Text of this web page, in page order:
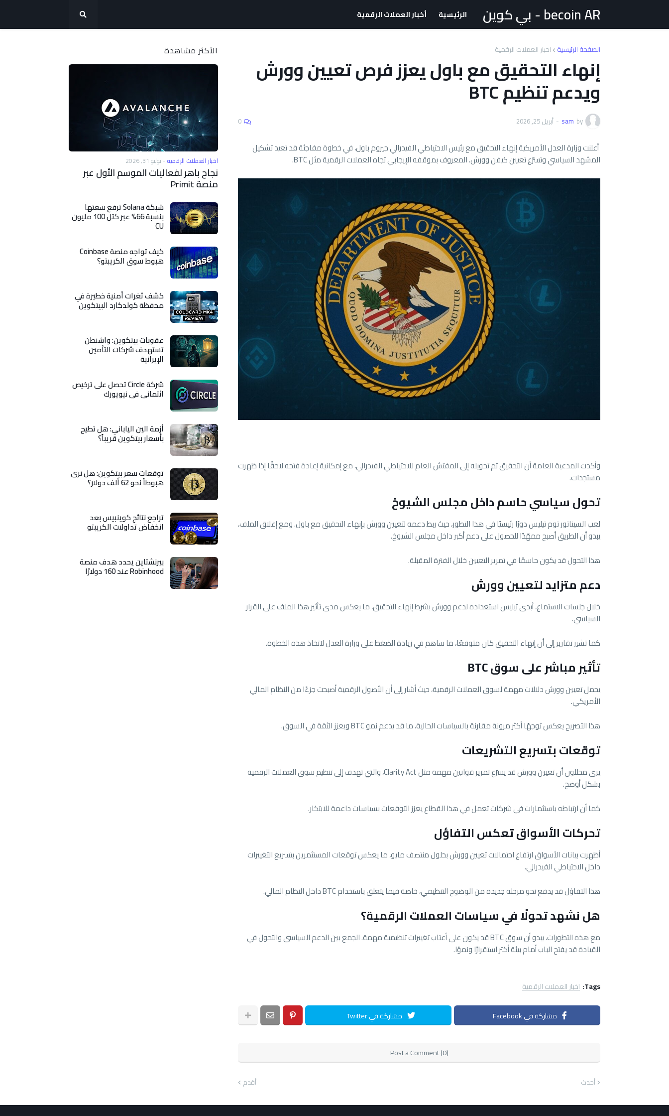
becoin AR - بي كوين الرئيسية أخبار العملات الرقمية
الصفحة الرئيسية اخبار العملات الرقمية
إنهاء التحقيق مع باول يعزز فرص تعيين وورش
ويدعم تنظيم BTC
by
sam
- أبريل 25, 2026 0
أعلنت وزارة العدل الأمريكية إنهاء التحقيق مع رئيس الاحتياطي الفيدرالي جيروم باول، في خطوة مفاجئة قد تعيد تشكيل
المشهد السياسي وتسرّع تعيين كيفن وورش، المعروف بموقفه الإيجابي تجاه العملات الرقمية مثل BTC.
وأكدت المدعية العامة أن التحقيق تم تحويله إلى المفتش العام للاحتياطي الفيدرالي، مع إمكانية إعادة فتحه لاحقًا إذا ظهرت
مستجدات.
تحول سياسي حاسم داخل مجلس الشيوخ
لعب السيناتور توم تيليس دورًا رئيسيًا في هذا التطور، حيث ربط دعمه لتعيين وورش بإنهاء التحقيق مع باول. ومع إغلاق الملف،
يبدو أن الطريق أصبح ممهّدًا للحصول على دعم أكبر داخل مجلس الشيوخ.
هذا التحول قد يكون حاسمًا في تمرير التعيين خلال الفترة المقبلة.
دعم متزايد لتعيين وورش
خلال جلسات الاستماع، أبدى تيليس استعداده لدعم وورش بشرط إنهاء التحقيق، ما يعكس مدى تأثير هذا الملف على القرار
السياسي.
كما تشير تقارير إلى أن إنهاء التحقيق كان متوقعًا، ما ساهم في زيادة الضغط على وزارة العدل لاتخاذ هذه الخطوة.
تأثير مباشر على سوق BTC
يحمل تعيين وورش دلالات مهمة لسوق العملات الرقمية، حيث أشار إلى أن الأصول الرقمية أصبحت جزءًا من النظام المالي
الأمريكي.
هذا التصريح يعكس توجهًا أكثر مرونة مقارنة بالسياسات الحالية، ما قد يدعم نمو BTC ويعزز الثقة في السوق.
توقعات بتسريع التشريعات
يرى محللون أن تعيين وورش قد يسرّع تمرير قوانين مهمة مثل Clarity Act، والتي تهدف إلى تنظيم سوق العملات الرقمية
بشكل أوضح.
كما أن ارتباطه باستثمارات في شركات تعمل في هذا القطاع يعزز التوقعات بسياسات داعمة للابتكار.
تحركات الأسواق تعكس التفاؤل
أظهرت بيانات الأسواق ارتفاع احتمالات تعيين وورش بحلول منتصف مايو، ما يعكس توقعات المستثمرين بتسريع التغييرات
داخل الاحتياطي الفيدرالي.
هذا التفاؤل قد يدفع نحو مرحلة جديدة من الوضوح التنظيمي، خاصة فيما يتعلق باستخدام BTC داخل النظام المالي.
هل نشهد تحولًا في سياسات العملات الرقمية؟
مع هذه التطورات، يبدو أن سوق BTC قد يكون على أعتاب تغييرات تنظيمية مهمة. الجمع بين الدعم السياسي والتحول في
القيادة قد يفتح الباب أمام بيئة أكثر استقرارًا ونموًا.
Tags: اخبار العملات الرقمية
مشاركة في Facebook مشاركة في Twitter
Post a Comment (0)
أحدث أقدم
الأكثر مشاهدة
اخبار العملات الرقمية-يوليو 31, 2026
نجاح باهر لفعاليات الموسم الأول عبر
منصة Primit
شبكة Solana ترفع سعتها
بنسبة 66% عبر كتل 100 مليون
CU
كيف تواجه منصة Coinbase
هبوط سوق الكريبتو؟
كشف ثغرات أمنية خطيرة في
محفظة كولدكارد البيتكوين
عقوبات بيتكوين: واشنطن
تستهدف شركات التأمين
الإيرانية
شركة Circle تحصل على ترخيص
ائتماني في نيويورك
أزمة الين الياباني: هل تطيح
بأسعار بيتكوين قريباً؟
توقعات سعر بيتكوين: هل نرى
هبوطاً نحو 62 ألف دولار؟
تراجع نتائج كوينبيس بعد
انخفاض تداولات الكريبتو
بيرنشتاين يحدد هدف منصة
Robinhood عند 160 دولارًا